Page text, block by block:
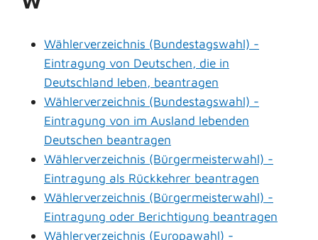
Wählerverzeichnis (Bundestagswahl) -
Eintragung von Deutschen, die in
Deutschland leben, beantragen
Wählerverzeichnis (Bundestagswahl) -
Eintragung von im Ausland lebenden
Deutschen beantragen
Wählerverzeichnis (Bürgermeisterwahl) -
Eintragung als Rückkehrer beantragen
Wählerverzeichnis (Bürgermeisterwahl) -
Eintragung oder Berichtigung beantragen
Wählerverzeichnis (Europawahl) -